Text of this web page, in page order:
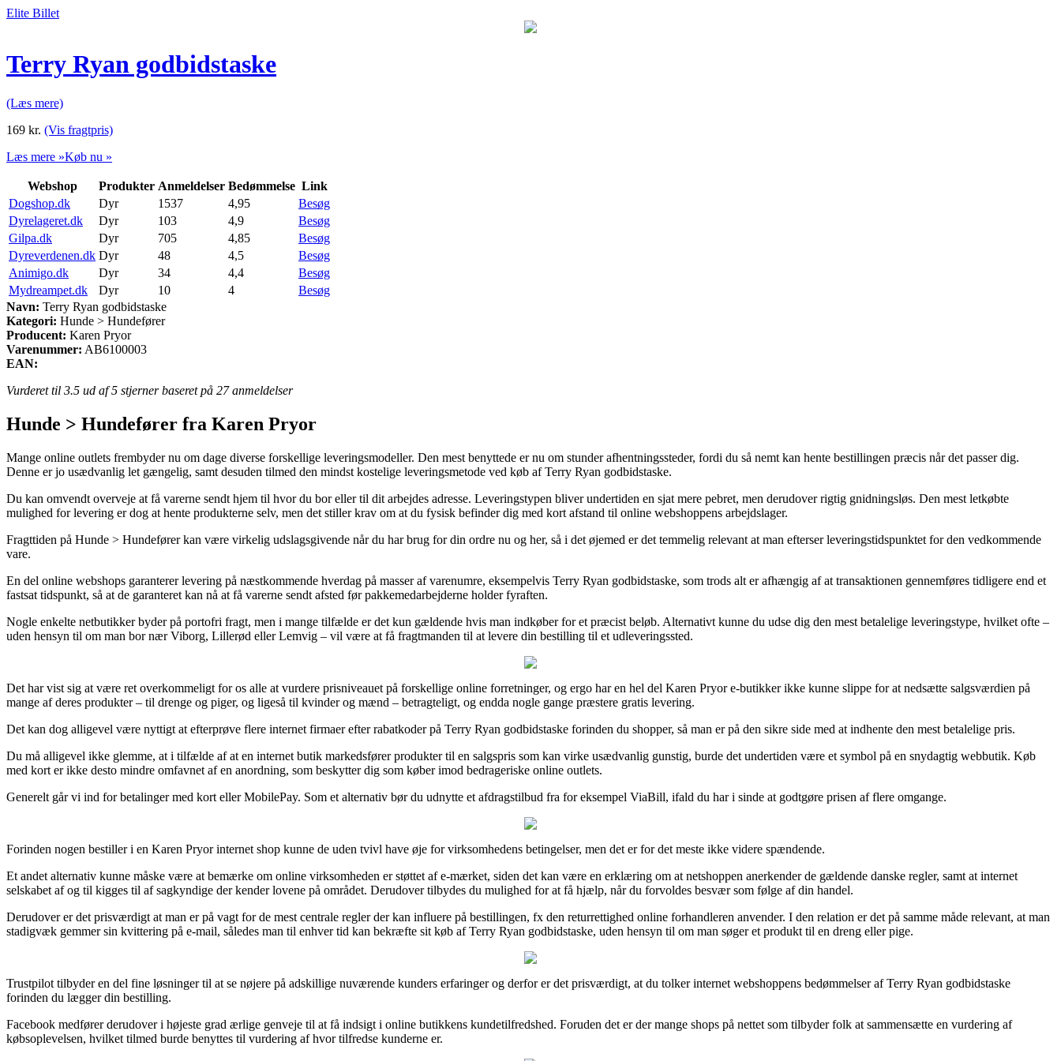
Elite Billet
Terry Ryan godbidstaske
(Læs mere)
169 kr. (Vis fragtpris)
Læs mere »Køb nu »
Webshop Produkter Anmeldelser Bedømmelse Link
Dogshop.dk
Dyr 1537 4,95
Besøg
Dyrelageret.dk
Dyr 103 4,9
Besøg
Gilpa.dk
Dyr 705 4,85
Besøg
Dyreverdenen.dk Dyr 48 4,5
Besøg
Animigo.dk
Dyr 34 4,4
Besøg
Mydreampet.dk
Dyr 10 4
Besøg
Navn: Terry Ryan godbidstaske
Kategori: Hunde > Hundefører
Producent: Karen Pryor
Varenummer: AB6100003
EAN:
Vurderet til 3.5 ud af 5 stjerner baseret på 27anmeldelser
Hunde > Hundefører fra Karen Pryor
Mange online outlets frembyder nu om dage diverse forskellige leveringsmodeller. Den mest benyttede er nu om stunder afhentningssteder, fordi du så nemt kan hente bestillingen præcis når det passer dig.
Denne er jo usædvanlig let gængelig, samt desuden tilmed den mindst kostelige leveringsmetode ved køb af Terry Ryan godbidstaske.
Du kan omvendt overveje at få varerne sendt hjem til hvor du bor eller til dit arbejdes adresse. Leveringstypen bliver undertiden en sjat mere pebret, men derudover rigtig gnidningsløs. Den mest letkøbte
mulighed for levering er dog at hente produkterne selv, men det stiller krav om at du fysisk befinder dig med kort afstand til online webshoppens arbejdslager.
Fragttiden på Hunde > Hundefører kan være virkelig udslagsgivende når du har brug for din ordre nu og her, så i det øjemed er det temmelig relevant at man efterser leveringstidspunktet for den vedkommende
vare.
En del online webshops garanterer levering på næstkommende hverdag på masser af varenumre, eksempelvis Terry Ryan godbidstaske, som trods alt er afhængig af at transaktionen gennemføres tidligere end et
fastsat tidspunkt, så at de garanteret kan nå at få varerne sendt afsted før pakkemedarbejderne holder fyraften.
Nogle enkelte netbutikker byder på portofri fragt, men i mange tilfælde er det kun gældende hvis man indkøber for et præcist beløb. Alternativt kunne du udse dig den mest betalelige leveringstype, hvilket ofte –
uden hensyn til om man bor nær Viborg, Lillerød eller Lemvig – vil være at få fragtmanden til at levere din bestilling til et udleveringssted.
Det har vist sig at være ret overkommeligt for os alle at vurdere prisniveauet på forskellige online forretninger, og ergo har en hel del Karen Pryor e-butikker ikke kunne slippe for at nedsætte salgsværdien på
mange af deres produkter – til drenge og piger, og ligeså til kvinder og mænd – betragteligt, og endda nogle gange præstere gratis levering.
Det kan dog alligevel være nyttigt at efterprøve flere internet firmaer efter rabatkoder på Terry Ryan godbidstaske forinden du shopper, så man er på den sikre side med at indhente den mest betalelige pris.
Du må alligevel ikke glemme, at i tilfælde af at en internet butik markedsfører produkter til en salgspris som kan virke usædvanlig gunstig, burde det undertiden være et symbol på en snydagtig webbutik. Køb
med kort er ikke desto mindre omfavnet af en anordning, som beskytter dig som køber imod bedrageriske online outlets.
Generelt går vi ind for betalinger med kort eller MobilePay. Som et alternativ bør du udnytte et afdragstilbud fra for eksempel ViaBill, ifald du har i sinde at godtgøre prisen af flere omgange.
Forinden nogen bestiller i en Karen Pryor internet shop kunne de uden tvivl have øje for virksomhedens betingelser, men det er for det meste ikke videre spændende.
Et andet alternativ kunne måske være at bemærke om online virksomheden er støttet af e-mærket, siden det kan være en erklæring om at netshoppen anerkender de gældende danske regler, samt at internet
selskabet af og til kigges til af sagkyndige der kender lovene på området. Derudover tilbydes du mulighed for at få hjælp, når du forvoldes besvær som følge af din handel.
Derudover er det prisværdigt at man er på vagt for de mest centrale regler der kan influere på bestillingen, fx den returrettighed online forhandleren anvender. I den relation er det på samme måde relevant, at man
stadigvæk gemmer sin kvittering på e-mail, således man til enhver tid kan bekræfte sit køb af Terry Ryan godbidstaske, uden hensyn til om man søger et produkt til en dreng eller pige.
Trustpilot tilbyder en del fine løsninger til at se nøjere på adskillige nuværende kunders erfaringer og derfor er det prisværdigt, at du tolker internet webshoppens bedømmelser af Terry Ryan godbidstaske
forinden du lægger din bestilling.
Facebook medfører derudover i højeste grad ærlige genveje til at få indsigt i online butikkens kundetilfredshed. Foruden det er der mange shops på nettet som tilbyder folk at sammensætte en vurdering af
købsoplevelsen, hvilket tilmed burde benyttes til vurdering af hvor tilfredse kunderne er.